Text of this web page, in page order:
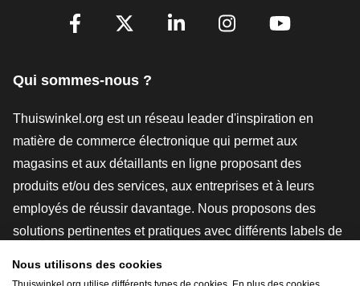
[_General:SocialMediaTitle]
Qui sommes-nous ?
Thuiswinkel.org est un réseau leader d'inspiration en
matière de commerce électronique qui permet aux
magasins et aux détaillants en ligne proposant des
produits et/ou des services, aux entreprises et à leurs
employés de réussir davantage. Nous proposons des
solutions pertinentes et pratiques avec différents labels de
Nous utilisons des cookies